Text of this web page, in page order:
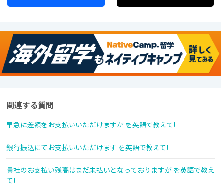
関連する質問
早急に差額をお支払いいただけますか を英語で教えて!
銀行振込にてお支払いいただけます を英語で教えて!
貴社のお支払い残高はまだ未払いとなっておりますが を英語で教え
て!